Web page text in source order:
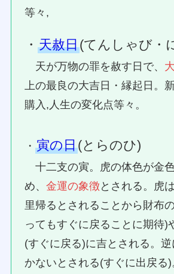
等々,
・天赦日(てんしゃび・
天が万物の罪を赦す日で、
上の最良の大吉日・縁起日。
購入,人生の変化点等々。
・寅の日(とらのひ)
十二支の寅。虎の体色が金
め、金運の象徴 とされる。虎
里帰るとされることから財布
ってもすぐに戻ることに期待)
(すぐに戻る)に吉とされる。逆
かないとされる(すぐに出戻る)